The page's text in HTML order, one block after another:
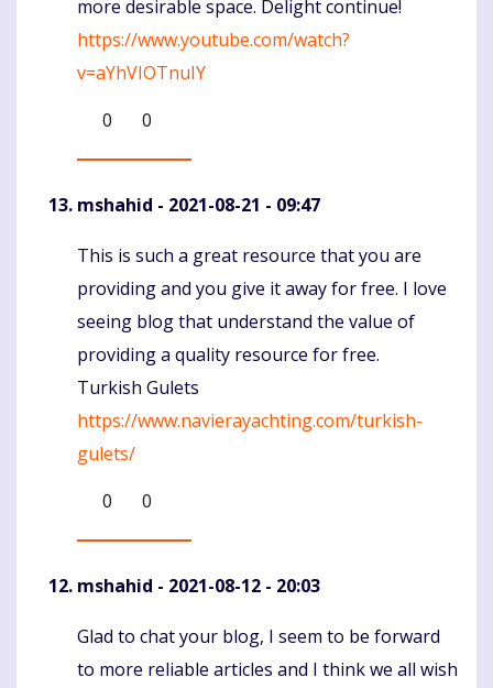
more desirable space. Delight continue!
https://www.youtube.com/watch?
v=aYhVIOTnuIY
0
0
mshahid - 2021-08-21 - 09:47
Komentaras
This is such a great resource that you are
providing and you give it away for free. I love
seeing blog that understand the value of
providing a quality resource for free.
Turkish Gulets
https://www.navierayachting.com/turkish-
gulets/
0
0
mshahid - 2021-08-12 - 20:03
Komentaras
Glad to chat your blog, I seem to be forward
to more reliable articles and I think we all wish